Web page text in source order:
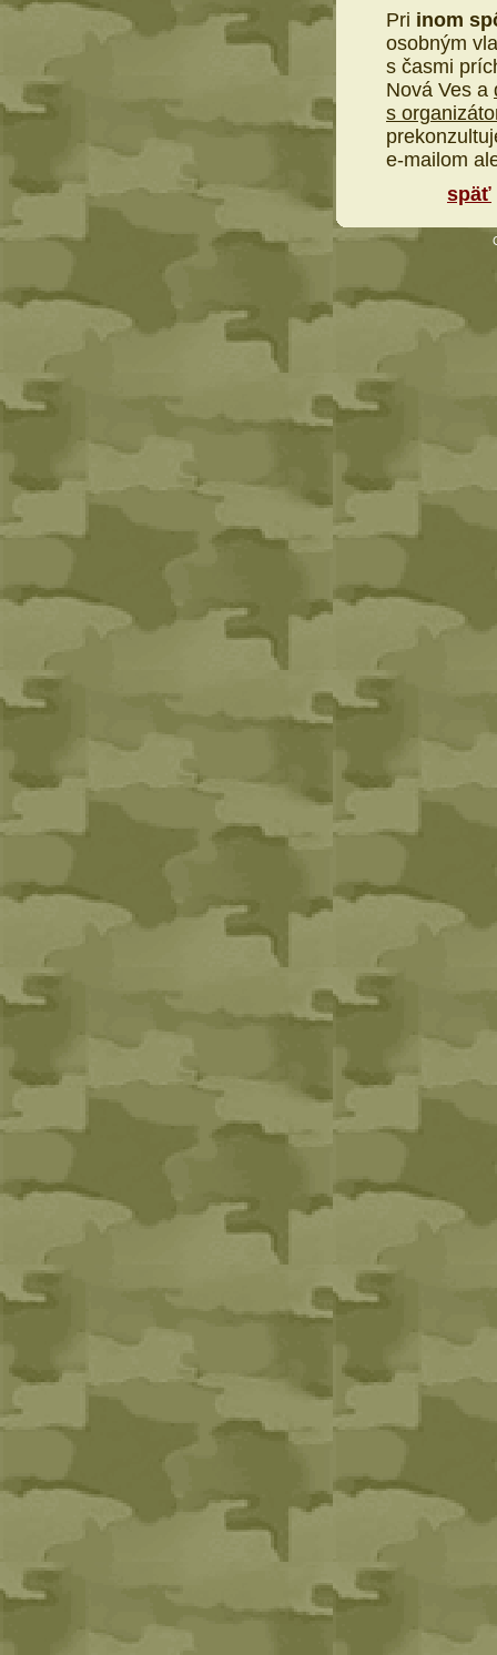
Pri inom
osobným
s časmi
Nová Ves a
s
e-mailom
späť